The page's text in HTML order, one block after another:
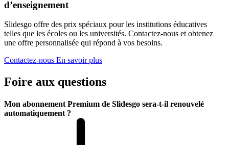
d’enseignement
Slidesgo offre des prix spéciaux pour les institutions éducatives
telles que les écoles ou les universités. Contactez-nous et obtenez
une offre personnalisée qui répond à vos besoins.
Contactez-nous En savoir plus
Foire aux questions
Mon abonnement Premium de Slidesgo sera-t-il renouvelé
automatiquement ?